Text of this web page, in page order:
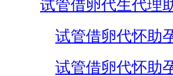
试管借卵代生代理
试管借卵代怀助
试管借卵代怀助